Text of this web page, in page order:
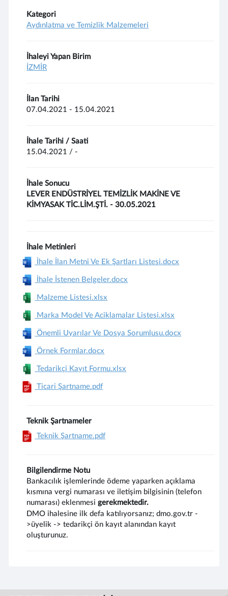
Kategori
Aydınlatma ve Temizlik Malzemeleri
İhaleyi Yapan Birim
İZMİR
İlan Tarihi
07.04.2021 - 15.04.2021
İhale Tarihi / Saati
15.04.2021 / -
İhale Sonucu
LEVER ENDÜSTRİYEL TEMİZLİK MAKİNE VE
KİMYASAK TİC.LİM.ŞTİ. - 30.05.2021
İhale Metinleri
İhale İlan Metni Ve Ek Şartları Listesi.docx
İhale İstenen Belgeler.docx
Malzeme Listesi.xlsx
Marka Model Ve Aciklamalar Listesi.xlsx
Önemli Uyarılar Ve Dosya Sorumlusu.docx
Örnek Formlar.docx
Tedarikçi Kayıt Formu.xlsx
Ticari Şartname.pdf
Teknik Şartnameler
Teknik Şartname.pdf
Bilgilendirme Notu
Bankacılık işlemlerinde ödeme yaparken açıklama
kısmına vergi numarası ve iletişim bilgisinin (telefon
numarası) eklenmesigerekmektedir.
DMO ihalesine ilk defa katılıyorsanız; dmo.gov.tr -
>üyelik -> tedarikçi ön kayıt alanından kayıt
oluşturunuz.